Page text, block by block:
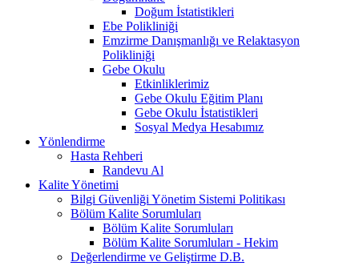
Doğum İstatistikleri
Ebe Polikliniği
Emzirme Danışmanlığı ve Relaktasyon
Polikliniği
Gebe Okulu
Etkinliklerimiz
Gebe Okulu Eğitim Planı
Gebe Okulu İstatistikleri
Sosyal Medya Hesabımız
Yönlendirme
Hasta Rehberi
Randevu Al
Kalite Yönetimi
Bilgi Güvenliği Yönetim Sistemi Politikası
Bölüm Kalite Sorumluları
Bölüm Kalite Sorumluları
Bölüm Kalite Sorumluları - Hekim
Değerlendirme ve Geliştirme D.B.